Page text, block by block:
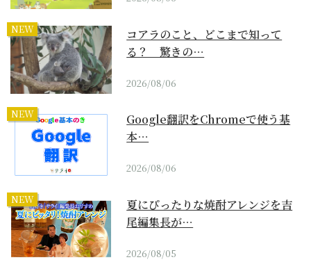
NEW
コアラのこと、どこまで知って
る？ 驚きの…
2026/08/06
NEW
Google翻訳をChromeで使う基
本…
2026/08/06
NEW
夏にぴったりな焼酎アレンジを吉
尾編集長が…
2026/08/05